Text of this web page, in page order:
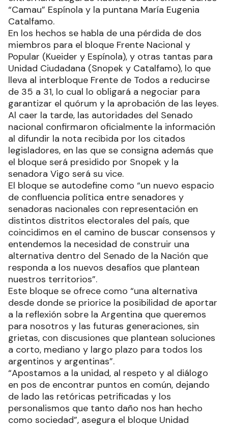
“Camau” Espínola y la puntana María Eugenia
Catalfamo.
En los hechos se habla de una pérdida de dos
miembros para el bloque Frente Nacional y
Popular (Kueider y Espínola), y otras tantas para
Unidad Ciudadana (Snopek y Catalfamo), lo que
lleva al interbloque Frente de Todos a reducirse
de 35 a 31, lo cual lo obligará a negociar para
garantizar el quórum y la aprobación de las leyes.
Al caer la tarde, las autoridades del Senado
nacional confirmaron oficialmente la información
al difundir la nota recibida por los citados
legisladores, en las que se consigna además que
el bloque será presidido por Snopek y la
senadora Vigo será su vice.
El bloque se autodefine como “un nuevo espacio
de confluencia política entre senadores y
senadoras nacionales con representación en
distintos distritos electorales del país, que
coincidimos en el camino de buscar consensos y
entendemos la necesidad de construir una
alternativa dentro del Senado de la Nación que
responda a los nuevos desafíos que plantean
nuestros territorios”.
Este bloque se ofrece como “una alternativa
desde donde se priorice la posibilidad de aportar
a la reflexión sobre la Argentina que queremos
para nosotros y las futuras generaciones, sin
grietas, con discusiones que plantean soluciones
a corto, mediano y largo plazo para todos los
argentinos y argentinas”.
“Apostamos a la unidad, al respeto y al diálogo
en pos de encontrar puntos en común, dejando
de lado las retóricas petrificadas y los
personalismos que tanto daño nos han hecho
como sociedad”, asegura el bloque Unidad